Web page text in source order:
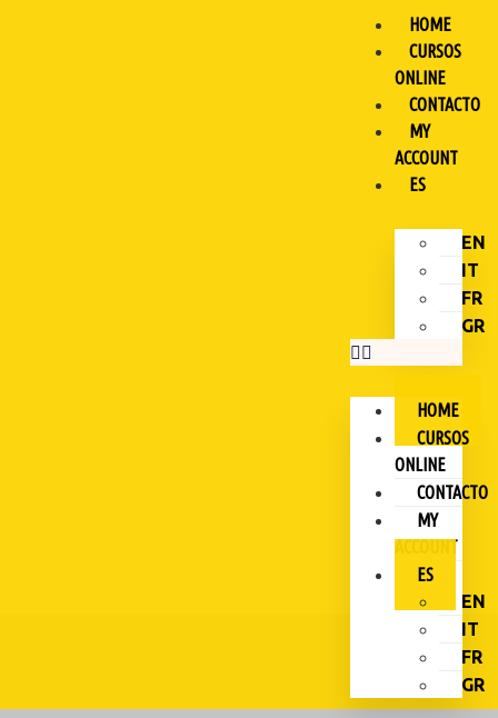
HOME
CURSOS
ONLINE
CONTACTO
MY
ACCOUNT
ES
EN
IT
FR
GR
HOME
CURSOS
ONLINE
CONTACTO
MY
ACCOUNT
ES
EN
IT
FR
GR